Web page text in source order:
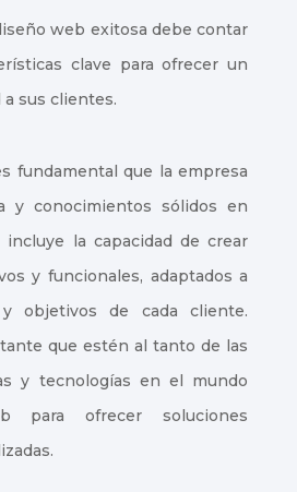
web exitosa debe contar
clave para ofrecer un
sus clientes.
fundamental que la empresa
y conocimientos sólidos en
la capacidad de crear
y funcionales, adaptados a
y objetivos de cada cliente.
que estén al tanto de las
y tecnologías en el mundo
para ofrecer soluciones